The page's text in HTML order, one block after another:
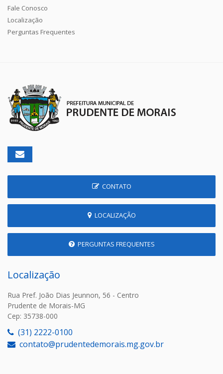
Fale Conosco
Localização
Perguntas Frequentes
CONTATO
LOCALIZAÇÃO
PERGUNTAS FREQUENTES
Localização
Rua Pref. João Dias Jeunnon, 56 - Centro
Prudente de Morais-MG
Cep: 35738-000
(31) 2222-0100
contato@prudentedemorais.mg.gov.br